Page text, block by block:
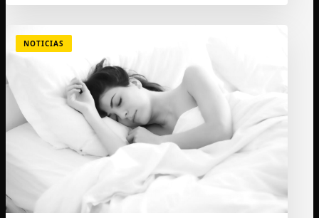
NOTICIAS